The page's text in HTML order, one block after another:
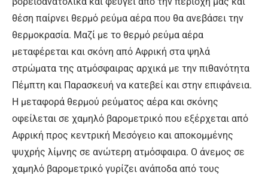
θέση παίρνει θερμό ρεύμα αέρα που θα ανεβάσει την
θερμοκρασία. Μαζί με το θερμό ρεύμα αέρα
μεταφέρεται και σκόνη από Αφρική στα ψηλά
στρώματα της ατμόσφαιρας αρχικά με την πιθανότητα
Πέμπτη και Παρασκευή να κατεβεί και στην επιφάνεια.
Η μεταφορά θερμού ρεύματος αέρα και σκόνης
οφείλεται σε χαμηλό βαρομετρικό που εξέρχεται από
Αφρική προς κεντρική Μεσόγειο και αποκομμένης
ψυχρής λίμνης σε ανώτερη ατμόσφαιρα. Ο άνεμος σε
χαμηλό βαρομετρικό γυρίζει ανάποδα από τους